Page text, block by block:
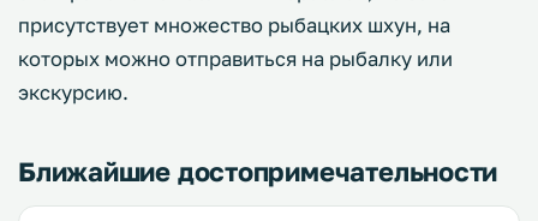
присутствует множество рыбацких шхун, на
которых можно отправиться на рыбалку или
экскурсию.
Ближайшие достопримечательности